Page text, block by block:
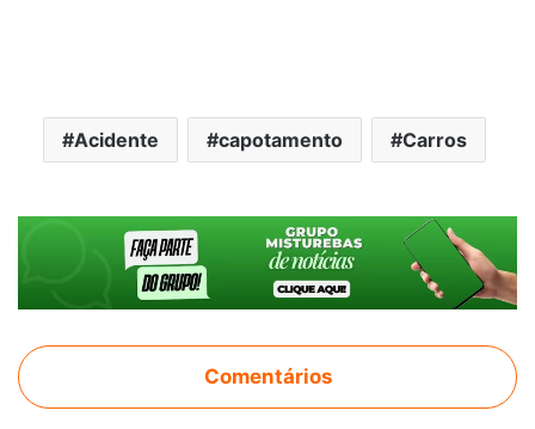
Acidente capotamento Carros
Comentários